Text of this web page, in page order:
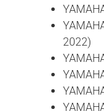
2022)